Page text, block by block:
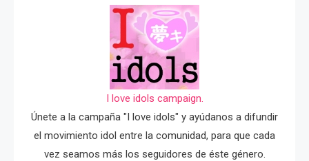
I love idols campaign.
Únete a la campaña "I love idols" y ayúdanos a difundir
el movimiento idol entre la comunidad, para que cada
vez seamos más los seguidores de éste género.